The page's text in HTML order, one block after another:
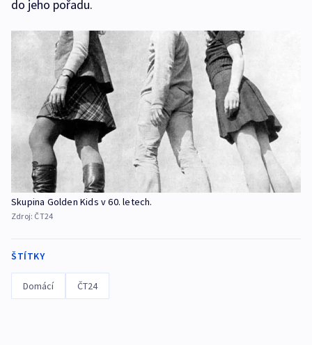
do jeho pořadu.
Skupina Golden Kids v 60. letech.
Zdroj: ČT24
ŠTÍTKY
Domácí ČT24